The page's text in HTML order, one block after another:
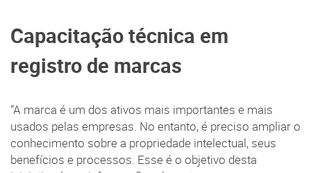
Capacitação técnica em
registro de marcas
“A marca é um dos ativos mais importantes e mais
usados pelas empresas. No entanto, é preciso ampliar o
conhecimento sobre a propriedade intelectual, seus
benefícios e processos. Esse é o objetivo desta